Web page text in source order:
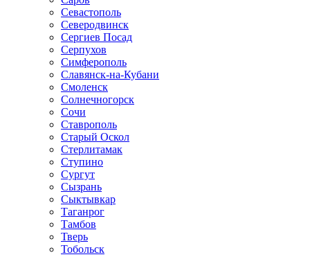
Севастополь
Северодвинск
Сергиев Посад
Серпухов
Симферополь
Славянск-на-Кубани
Смоленск
Солнечногорск
Сочи
Ставрополь
Старый Оскол
Стерлитамак
Ступино
Сургут
Сызрань
Сыктывкар
Таганрог
Тамбов
Тверь
Тобольск